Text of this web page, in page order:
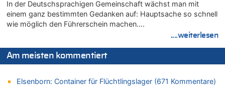
Zweite Hitzewelle in diesem Sommer ist jetzt amtlich
06.08.2026 - 10:18 von Dax zu
Wasserstand des Rheins in NRW so niedrig wie noch nie
Wasserstand des Rheins in NRW so niedrig wie noch nie
Wasserstand des Rheins in NRW so niedrig wie noch nie
In der Deutschsprachigen Gemeinschaft wächst man mit
einem ganz bestimmten Gedanken auf: Hauptsache so schnell
wie möglich den Führerschein machen….
....weiterlesen
Am meisten kommentiert
Elsenborn: Container für Flüchtlingslager (671 Kommentare)